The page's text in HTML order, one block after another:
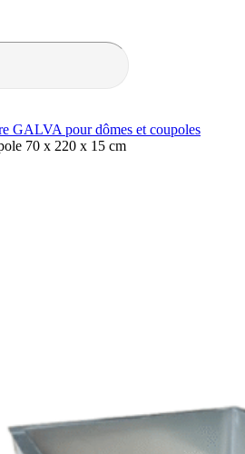
GALVA pour dômes et coupoles
70 x 220 x 15 cm